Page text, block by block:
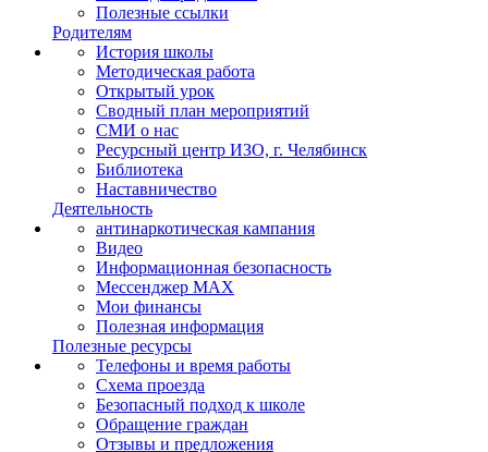
Полезные ссылки
Родителям
История школы
Методическая работа
Открытый урок
Сводный план мероприятий
СМИ о нас
Ресурсный центр ИЗО, г. Челябинск
Библиотека
Наставничество
Деятельность
антинаркотическая кампания
Видео
Информационная безопасность
Мессенджер MAX
Мои финансы
Полезная информация
Полезные ресурсы
Телефоны и время работы
Схема проезда
Безопасный подход к школе
Обращение граждан
Отзывы и предложения